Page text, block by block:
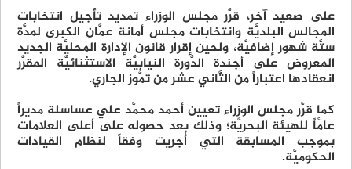
على صعيد آخر، قرَّر مجلس الوزراء تمديد تأجيل انتخابات
المجالس البلديَّة وانتخابات مجلس أمانة عمَّان الكبرى لمدَّة
ستَّة شهور إضافيَّة، ولحين إقرار قانون الإدارة المحليَّة الجديد
المعروض على أجندة الدَّورة النيابيَّة الاستثنائيَّة المقرَّر
انعقادها اعتباراً من الثَّاني عشر من تمُّوز الجاري.
كما قرَّر مجلس الوزراء تعيين أحمد محمَّد علي عساسلة مديراً
عامَّاً للهيئة البحريَّة؛ وذلك بعد حصوله على أعلى العلامات
بموجب المسابقة التي أُجريت وفقاً لنظام القيادات
الحكوميَّة.